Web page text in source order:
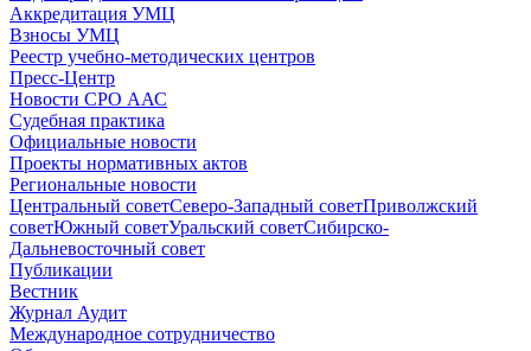
Аккредитация УМЦ
Взносы УМЦ
Реестр учебно-методических центров
Пресс-Центр
Новости СРО ААС
Судебная практика
Официальные новости
Проекты нормативных актов
Региональные новости
Центральный советСеверо-Западный советПриволжский
советЮжный советУральский советСибирско-
Дальневосточный совет
Публикации
Вестник
Журнал Аудит
Международное сотрудничество